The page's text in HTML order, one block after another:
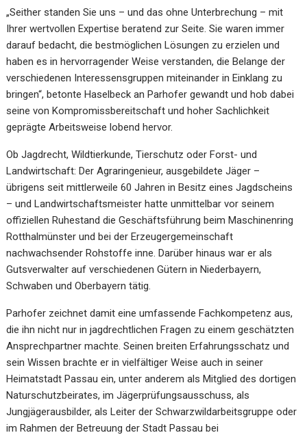
„Seither standen Sie uns – und das ohne Unterbrechung – mit
Ihrer wertvollen Expertise beratend zur Seite. Sie waren immer
darauf bedacht, die bestmöglichen Lösungen zu erzielen und
haben es in hervorragender Weise verstanden, die Belange der
verschiedenen Interessensgruppen miteinander in Einklang zu
bringen“, betonte Haselbeck an Parhofer gewandt und hob dabei
seine von Kompromissbereitschaft und hoher Sachlichkeit
geprägte Arbeitsweise lobend hervor.
Ob Jagdrecht, Wildtierkunde, Tierschutz oder Forst- und
Landwirtschaft: Der Agraringenieur, ausgebildete Jäger –
übrigens seit mittlerweile 60 Jahren in Besitz eines Jagdscheins
– und Landwirtschaftsmeister hatte unmittelbar vor seinem
offiziellen Ruhestand die Geschäftsführung beim Maschinenring
Rotthalmünster und bei der Erzeugergemeinschaft
nachwachsender Rohstoffe inne. Darüber hinaus war er als
Gutsverwalter auf verschiedenen Gütern in Niederbayern,
Schwaben und Oberbayern tätig.
Parhofer zeichnet damit eine umfassende Fachkompetenz aus,
die ihn nicht nur in jagdrechtlichen Fragen zu einem geschätzten
Ansprechpartner machte. Seinen breiten Erfahrungsschatz und
sein Wissen brachte er in vielfältiger Weise auch in seiner
Heimatstadt Passau ein, unter anderem als Mitglied des dortigen
Naturschutzbeirates, im Jägerprüfungsausschuss, als
Jungjägerausbilder, als Leiter der Schwarzwildarbeitsgruppe oder
im Rahmen der Betreuung der Stadt Passau bei